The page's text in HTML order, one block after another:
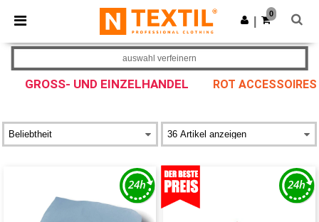
× Ntextil App
Bessere Preise in der App!
App holen
0
GROSS- UND EINZELHANDEL ROT
auswahl verfeinern